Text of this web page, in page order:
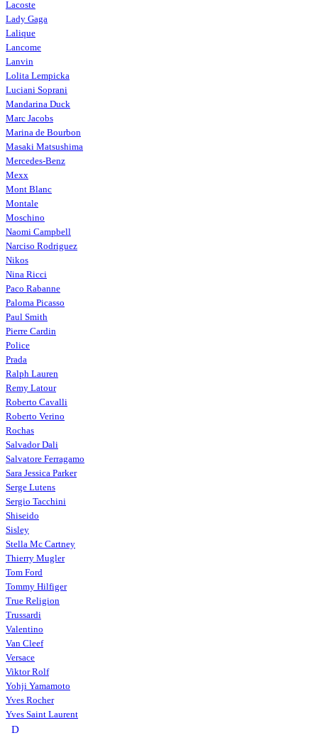
Lacoste
Lady Gaga
Lalique
Lancome
Lanvin
Lolita Lempicka
Luciani Soprani
Mandarina Duck
Marc Jacobs
Marina de Bourbon
Masaki Matsushima
Mercedes-Benz
Mexx
Mont Blanc
Montale
Moschino
Naomi Campbell
Narciso Rodriguez
Nikos
Nina Ricci
Paco Rabanne
Paloma Picasso
Paul Smith
Pierre Cardin
Police
Prada
Ralph Lauren
Remy Latour
Roberto Cavalli
Roberto Verino
Rochas
Salvador Dali
Salvatore Ferragamo
Sara Jessica Parker
Serge Lutens
Sergio Tacchini
Shiseido
Sisley
Stella Mc Cartney
Thierry Mugler
Tom Ford
Tommy Hilfiger
True Religion
Trussardi
Valentino
Van Cleef
Versace
Viktor Rolf
Yohji Yamamoto
Yves Rocher
Yves Saint Laurent
D